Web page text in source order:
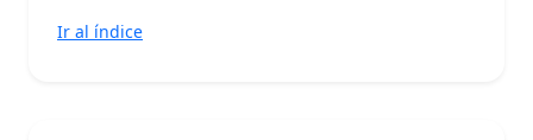
Ir al índice